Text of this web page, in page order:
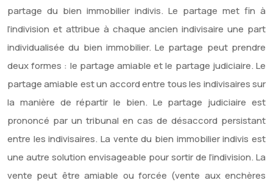
partage du bien immobilier indivis. Le partage met fin à
l’indivision et attribue à chaque ancien indivisaire une part
individualisée du bien immobilier. Le partage peut prendre
deux formes : le partage amiable et le partage judiciaire. Le
partage amiable est un accord entre tous les indivisaires sur
la manière de répartir le bien. Le partage judiciaire est
prononcé par un tribunal en cas de désaccord persistant
entre les indivisaires. La vente du bien immobilier indivis est
une autre solution envisageable pour sortir de l’indivision. La
vente peut être amiable ou forcée (vente aux enchères